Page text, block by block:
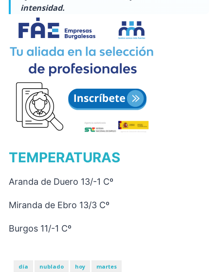
intensidad.
TEMPERATURAS
Aranda de Duero 13/-1 Cº
Miranda de Ebro 13/3 Cº
Burgos 11/-1 Cº
día nublado hoy martes